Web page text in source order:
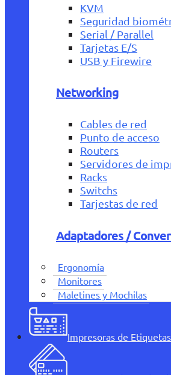
KVM
Seguridad
Serial / Parallel
Tarjetas E/S
USB y Firewire
Networking
Cables de red
Punto de acceso
Routers
Servidores de
Racks
Switchs
Tarjestas de red
Adaptadores /
Ergonomía
Monitores
Maletines y Mochilas
Impresoras de Etiquetas